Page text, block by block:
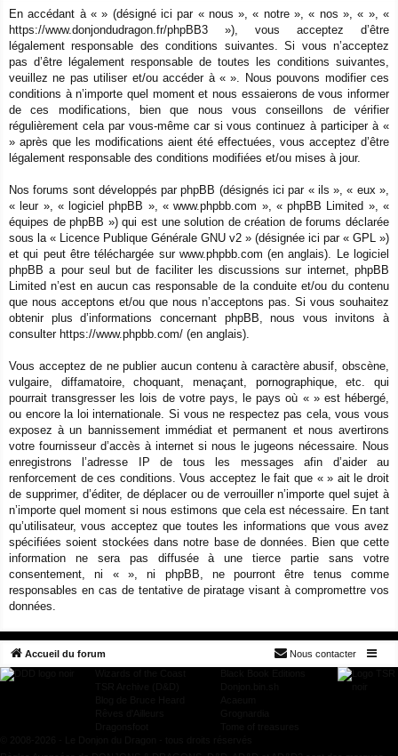
s
e
r
e
r
En accédant à « » (désigné ici par « nous », « notre », « nos », « », «
https://www.donjondudragon.fr/phpBB3 »), vous acceptez d’être
légalement responsable des conditions suivantes. Si vous n’acceptez
pas d’être légalement responsable de toutes les conditions suivantes,
veuillez ne pas utiliser et/ou accéder à « ». Nous pouvons modifier ces
conditions à n’importe quel moment et nous essaierons de vous informer
de ces modifications, bien que nous vous conseillons de vérifier
régulièrement cela par vous-même car si vous continuez à participer à «
» après que les modifications aient été effectuées, vous acceptez d’être
légalement responsable des conditions modifiées et/ou mises à jour.
Nos forums sont développés par phpBB (désignés ici par « ils », « eux »,
« leur », « logiciel phpBB », « www.phpbb.com », « phpBB Limited », «
équipes de phpBB ») qui est une solution de création de forums déclarée
sous la « Licence Publique Générale GNU v2 » (désignée ici par « GPL »)
et qui peut être téléchargée sur www.phpbb.com (en anglais). Le logiciel
phpBB a pour seul but de faciliter les discussions sur internet, phpBB
Limited n’est en aucun cas responsable de la conduite et/ou du contenu
que nous acceptons et/ou que nous n’acceptons pas. Si vous souhaitez
obtenir plus d’informations concernant phpBB, nous vous invitons à
consulter https://www.phpbb.com/ (en anglais).
Vous acceptez de ne publier aucun contenu à caractère abusif, obscène,
vulgaire, diffamatoire, choquant, menaçant, pornographique, etc. qui
pourrait transgresser les lois de votre pays, le pays où « » est hébergé,
ou encore la loi internationale. Si vous ne respectez pas cela, vous vous
exposez à un bannissement immédiat et permanent et nous avertirons
votre fournisseur d’accès à internet si nous le jugeons nécessaire. Nous
enregistrons l’adresse IP de tous les messages afin d’aider au
renforcement de ces conditions. Vous acceptez le fait que « » ait le droit
de supprimer, d’éditer, de déplacer ou de verrouiller n’importe quel sujet à
n’importe quel moment si nous estimons que cela est nécessaire. En tant
qu’utilisateur, vous acceptez que toutes les informations que vous avez
spécifiées soient stockées dans notre base de données. Bien que cette
information ne sera pas diffusée à une tierce partie sans votre
consentement, ni « », ni phpBB, ne pourront être tenus comme
responsables en cas de tentative de piratage visant à compromettre vos
données.
Accueil du forum
Nous contacter